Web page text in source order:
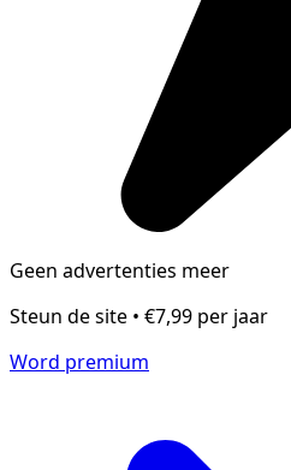
Geen advertenties meer
Steun de site • €7,99 per jaar
Word premium